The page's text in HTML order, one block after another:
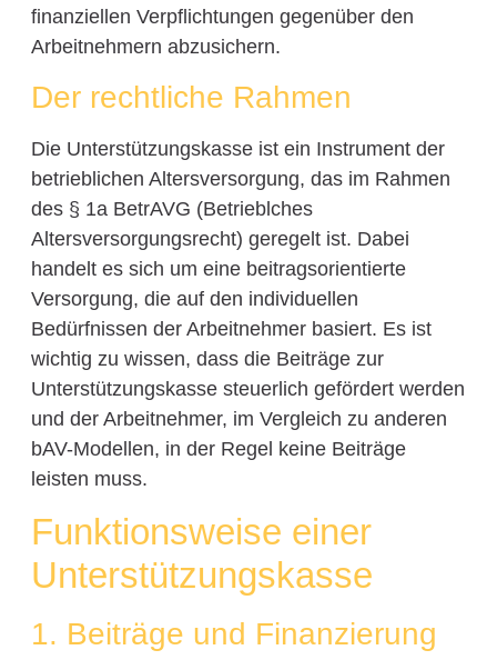
finanziellen Verpflichtungen gegenüber den
Arbeitnehmern abzusichern.
Der rechtliche Rahmen
Die Unterstützungskasse ist ein Instrument der
betrieblichen Altersversorgung, das im Rahmen
des § 1a BetrAVG (Betrieblches
Altersversorgungsrecht) geregelt ist. Dabei
handelt es sich um eine beitragsorientierte
Versorgung, die auf den individuellen
Bedürfnissen der Arbeitnehmer basiert. Es ist
wichtig zu wissen, dass die Beiträge zur
Unterstützungskasse steuerlich gefördert werden
und der Arbeitnehmer, im Vergleich zu anderen
bAV-Modellen, in der Regel keine Beiträge
leisten muss.
Funktionsweise einer
Unterstützungskasse
1. Beiträge und Finanzierung